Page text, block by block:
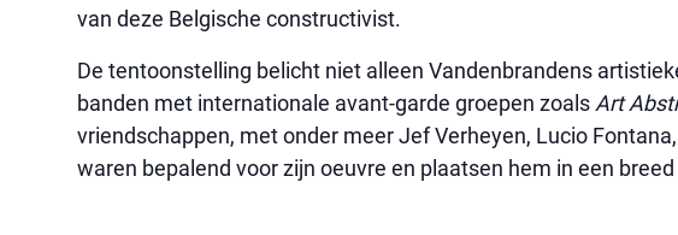
van deze Belgische constructivist.
De tentoonstelling belicht niet alleen Vandenbrandens
banden met internationale avant-garde groepen zoals Art
vriendschappen, met onder meer Jef Verheyen, Lucio
waren bepalend voor zijn oeuvre en plaatsen hem in een